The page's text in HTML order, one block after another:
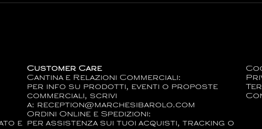
e
Customer Care
Cantina e Relazioni Commerciali:
per info su prodotti, eventi o proposte
commerciali, scrivi
a: reception@marchesibarolo.com
Ordini Online e Spedizioni:
per assistenza sui tuoi acquisti, tracking o